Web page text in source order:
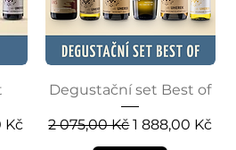
cena
Kč
Degustační set Best of
Běžná cena
2 075,00 KčZvýhodněná
1 888,00 Kč